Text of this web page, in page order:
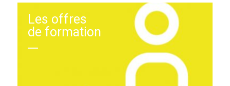
Les offres
de formation